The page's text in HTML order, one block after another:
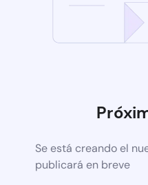
Se está creando el
publicará en breve